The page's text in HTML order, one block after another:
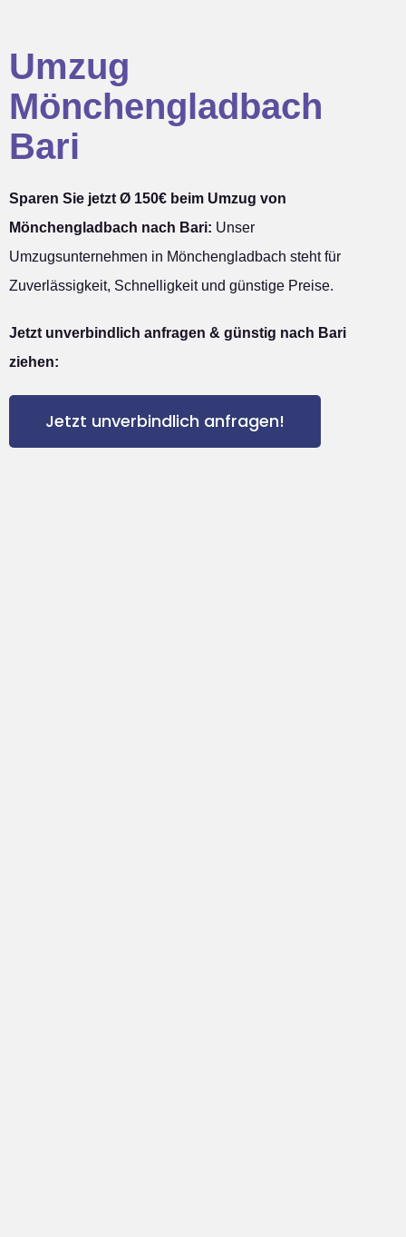
Umzug
Mönchengladbach
Bari
Sparen Sie jetzt Ø 150€ beim Umzug von
Mönchengladbach nach Bari: Unser
Umzugsunternehmen in Mönchengladbach steht für
Zuverlässigkeit, Schnelligkeit und günstige Preise.
Jetzt unverbindlich anfragen & günstig nach Bari
ziehen:
Jetzt unverbindlich anfragen!